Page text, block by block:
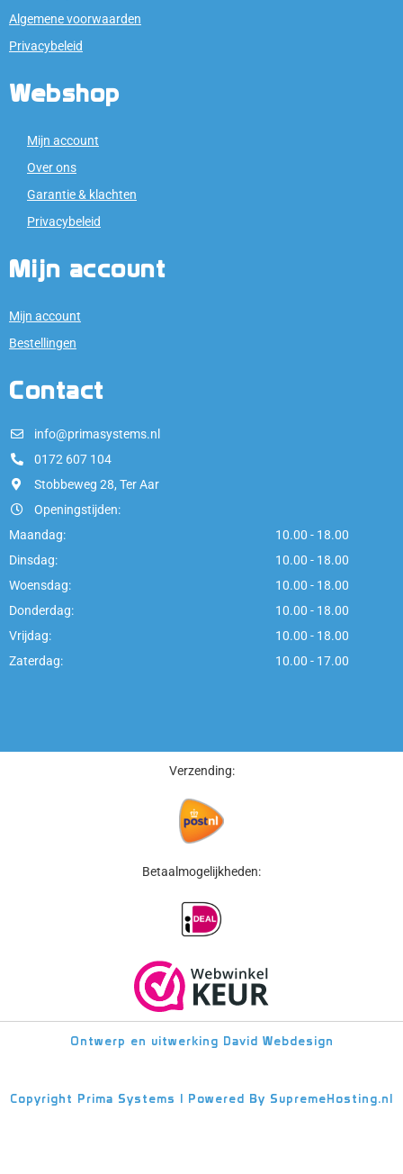
Algemene voorwaarden
Privacybeleid
Webshop
Mijn account
Over ons
Garantie & klachten
Privacybeleid
Mijn account
Mijn account
Bestellingen
Contact
info@primasystems.nl
0172 607 104
Stobbeweg 28, Ter Aar
Openingstijden:
Maandag:
10.00 - 18.00
Dinsdag:
10.00 - 18.00
Woensdag:
10.00 - 18.00
Donderdag:
10.00 - 18.00
Vrijdag:
10.00 - 18.00
Zaterdag:
10.00 - 17.00
Verzending:
Betaalmogelijkheden:
Ontwerp en uitwerking David Webdesign
Copyright Prima Systems | Powered By SupremeHosting.nl